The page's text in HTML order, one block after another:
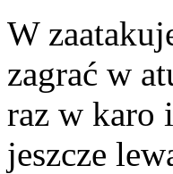
W
zagrać w
raz w karo
jeszcze